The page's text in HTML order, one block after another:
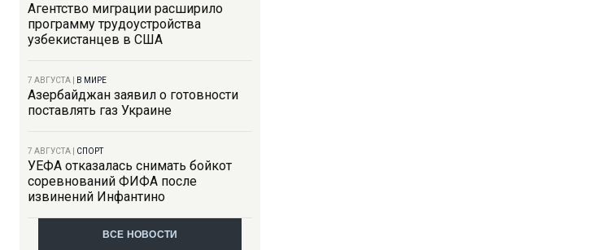
Агентство миграции расширило
программу трудоустройства
узбекистанцев в США
7 АВГУСТА В МИРЕ
Азербайджан заявил о готовности
поставлять газ Украине
7 АВГУСТА СПОРТ
УЕФА отказалась снимать бойкот
соревнований ФИФА после
извинений Инфантино
ВСЕ НОВОСТИ